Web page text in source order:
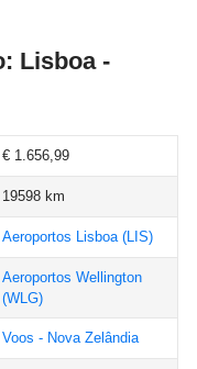
Lisboa -
€ 1.656,99
19598 km
Aeroportos Lisboa(LIS)
Aeroportos Wellington
(WLG)
Voos - Nova Zelândia